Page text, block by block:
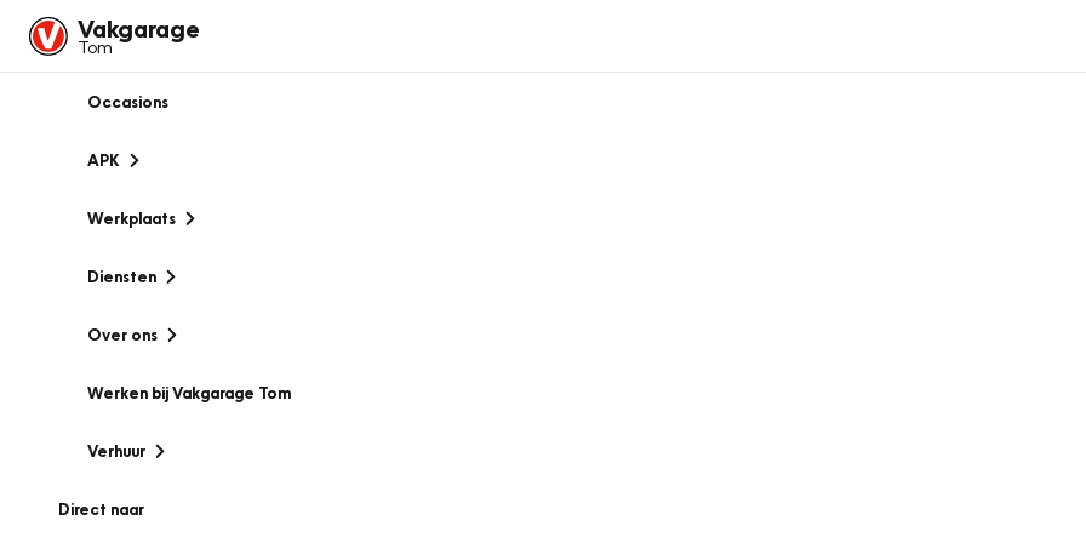
Vakgarage
Tom
Occasions
APK
Werkplaats
Diensten
Over ons
Werken bij Vakgarage Tom
Verhuur
Direct naar